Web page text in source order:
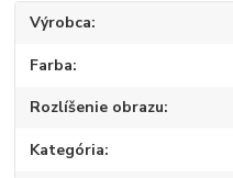
Výrobca
Farba
Rozlíšenie obrazu
Kategória